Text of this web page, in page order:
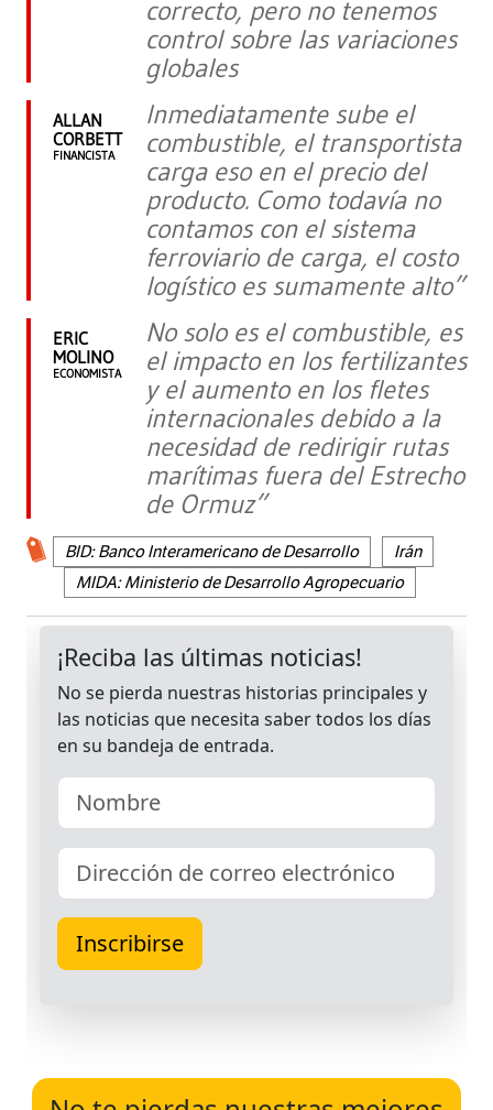
correcto, pero no tenemos
control sobre las variaciones
globales
ALLAN
CORBETT
FINANCISTA
Inmediatamente sube el
combustible, el transportista
carga eso en el precio del
producto. Como todavía no
contamos con el sistema
ferroviario de carga, el costo
logístico es sumamente alto”
ERIC
MOLINO
ECONOMISTA
No solo es el combustible, es
el impacto en los fertilizantes
y el aumento en los fletes
internacionales debido a la
necesidad de redirigir rutas
marítimas fuera del Estrecho
de Ormuz”
BID: Banco Interamericano de Desarrollo
Irán
MIDA: Ministerio de Desarrollo Agropecuario